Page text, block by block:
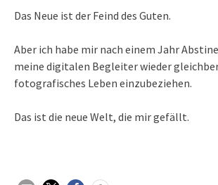
Das Neue ist der Feind des Guten.
Aber ich habe mir nach einem Jahr
meine digitalen Begleiter wieder
fotografisches Leben einzubeziehen.
Das ist die neue Welt, die mir gefällt.